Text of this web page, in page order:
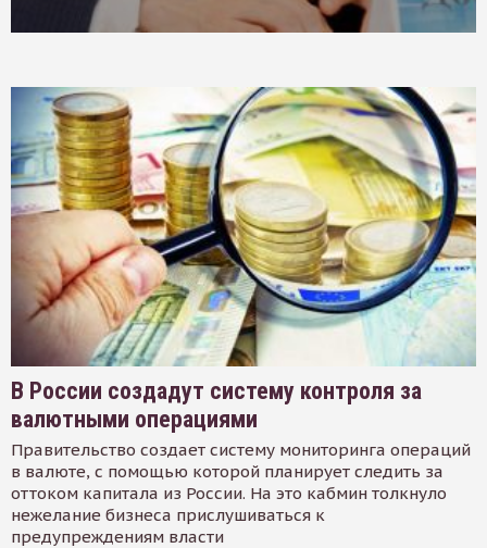
В России создадут систему контроля за
валютными операциями
Правительство создает систему мониторинга операций
в валюте, с помощью которой планирует следить за
оттоком капитала из России. На это кабмин толкнуло
нежелание бизнеса прислушиваться к
предупреждениям власти